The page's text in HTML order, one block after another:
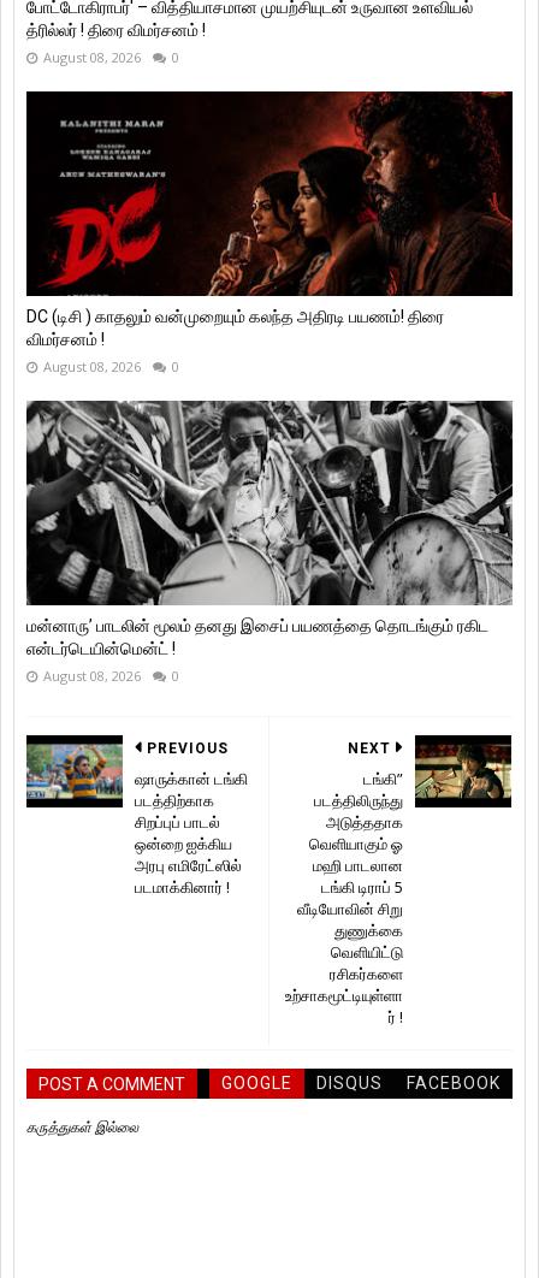
போட்டோகிராபர்' – வித்தியாசமான முயற்சியுடன் உருவான உளவியல்
த்ரில்லர் ! திரை விமர்சனம் !
August 08, 2026 0
DC (டிசி ) காதலும் வன்முறையும் கலந்த அதிரடி பயணம்! திரை
விமர்சனம் !
August 08, 2026 0
மன்னாரு’ பாடலின் மூலம் தனது இசைப் பயணத்தை தொடங்கும் ரகிட
என்டர்டெயின்மென்ட் !
August 08, 2026 0
NEXT
டங்கி”
படத்திலிருந்து
அடுத்ததாக
வெளியாகும் ஓ
மஹி பாடலான
டங்கி டிராப் 5
வீடியோவின் சிறு
துணுக்கை
வெளியிட்டு
ரசிகர்களை
உற்சாகமூட்டியுள்ளா
ர் !
PREVIOUS
ஷாருக்கான் டங்கி
படத்திற்காக
சிறப்புப் பாடல்
ஒன்றை ஐக்கிய
அரபு எமிரேட்ஸில்
படமாக்கினார் !
POST A COMMENT GOOGLE DISQUS FACEBOOK
கருத்துகள் இல்லை